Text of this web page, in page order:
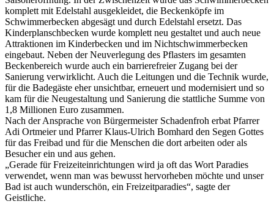
komplett mit Edelstahl ausgekleidet, die Beckenköpfe im
Schwimmerbecken abgesägt und durch Edelstahl ersetzt. Das
Kinderplanschbecken wurde komplett neu gestaltet und auch neue
Attraktionen im Kinderbecken und im Nichtschwimmerbecken
eingebaut. Neben der Neuverlegung des Pflasters im gesamten
Beckenbereich wurde auch ein barrierefreier Zugang bei der
Sanierung verwirklicht. Auch die Leitungen und die Technik wurde,
für die Badegäste eher unsichtbar, erneuert und modernisiert und so
kam für die Neugestaltung und Sanierung die stattliche Summe von
1,8 Millionen Euro zusammen.
Nach der Ansprache von Bürgermeister Schadenfroh erbat Pfarrer
Adi Ortmeier und Pfarrer Klaus-Ulrich Bomhard den Segen Gottes
für das Freibad und für die Menschen die dort arbeiten oder als
Besucher ein und aus gehen.
„Gerade für Freizeiteinrichtungen wird ja oft das Wort Paradies
verwendet, wenn man was bewusst hervorheben möchte und unser
Bad ist auch wunderschön, ein Freizeitparadies“, sagte der
Geistliche.